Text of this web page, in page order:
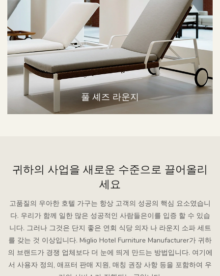
풀 셰즈 라운지
귀하의 사업을 새로운 수준으로 끌어올리
세요
고품질의 우아한 호텔 가구는 항상 고객의 성공의 핵심 요소였습니
다. 우리가 함께 일한 많은 성공적인 사람들은이를 입증 할 수 있습
니다. 그러나 그것은 단지 좋은 연회 식당 의자 나 라운지 소파 세트
를 갖는 것 이상입니다. Miglio Hotel Furniture Manufacturer가 귀하
의 브랜드가 경쟁 업체보다 더 눈에 띄게 만드는 방법입니다. 여기에
서 사용자 정의, 애프터 판매 지원, 매칭 권장 사항 등을 포함하여 우